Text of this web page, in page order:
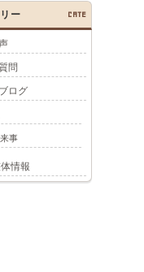
ー CATE
問
ログ
事
情報